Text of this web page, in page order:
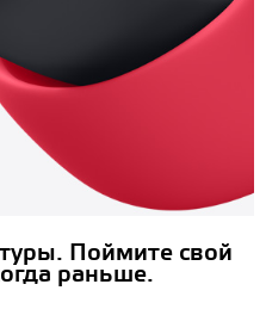
Поймите свой
раньше.